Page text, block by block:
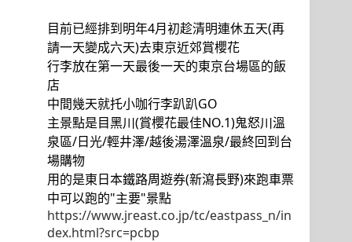
目前已經排到明年4月初趁清明連休五天(再
請一天變成六天)去東京近郊賞櫻花
行李放在第一天最後一天的東京台場區的飯
店
中間幾天就托小咖行李趴趴GO
主景點是目黑川(賞櫻花最佳NO.1)鬼怒川溫
泉區/日光/輕井澤/越後湯澤溫泉/最終回到台
場購物
用的是東日本鐵路周遊券(新瀉長野)來跑車票
中可以跑的"主要"景點
https://www.jreast.co.jp/tc/eastpass_n/in
dex.html?src=pcbp